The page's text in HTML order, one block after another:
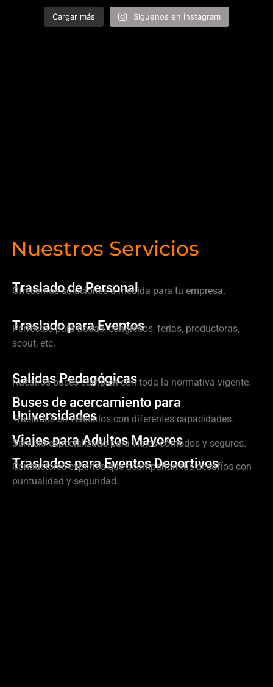
Cargar más Síguenos en Instagram
Nuestros Servicios
Traslado de Personal
Ofrecemos soluciones a medida para tu empresa.
Traslado para Eventos
Perfectos para bodas, congresos, ferias, productoras,
scout, etc.
Salidas Pedagógicas
Nuestros buses cumplen con toda la normativa vigente.
Buses de acercamiento para
Universidades
Traslados en vehículos con diferentes capacidades.
Viajes para Adultos Mayores
Servicio especializado para viajes cómodos y seguros.
Traslados para Eventos Deportivos
Conductores expertos que acompañan tus desafíos con
puntualidad y seguridad.